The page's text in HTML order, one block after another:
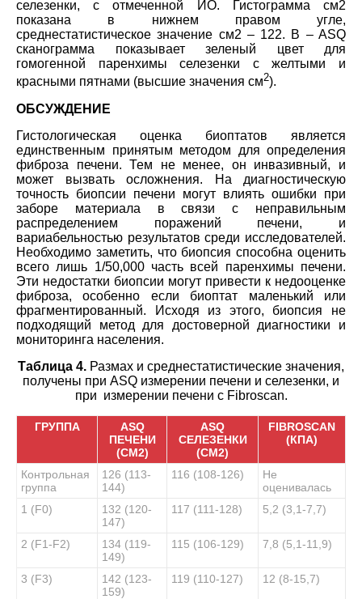
селезенки, с отмеченной ИО. Гистограмма см2
показана в нижнем правом угле,
среднестатистическое значение см2 – 122. B – ASQ
сканограмма показывает зеленый цвет для
гомогенной паренхимы селезенки с желтыми и
красными пятнами (высшие значения см2).
ОБСУЖДЕНИЕ
Гистологическая оценка биоптатов является
единственным принятым методом для определения
фиброза печени. Тем не менее, он инвазивный, и
может вызвать осложнения. На диагностическую
точность биопсии печени могут влиять ошибки при
заборе материала в связи с неправильным
распределением поражений печени, и
вариабельностью результатов среди исследователей.
Необходимо заметить, что биопсия способна оценить
всего лишь 1/50,000 часть всей паренхимы печени.
Эти недостатки биопсии могут привести к недооценке
фиброза, особенно если биоптат маленький или
фрагментированный. Исходя из этого, биопсия не
подходящий метод для достоверной диагностики и
мониторинга населения.
Таблица 4. Размах и среднестатистические значения,
получены при ASQ измерении печени и селезенки, и
при измерении печени с Fibroscan.
ГРУППА
ASQ
ПЕЧЕНИ
(СМ2)
ASQ
СЕЛЕЗЕНКИ
(СМ2)
FIBROSCAN
(КПА)
Контрольная
группа
126 (113-
144)
116 (108-126)
Не
оценивалась
1 (F0)
132 (120-
147)
117 (111-128) 5,2 (3,1-7,7)
2 (F1-F2)
134 (119-
149)
115 (106-129) 7,8 (5,1-11,9)
3 (F3)
142 (123-
159)
119 (110-127) 12 (8-15,7)